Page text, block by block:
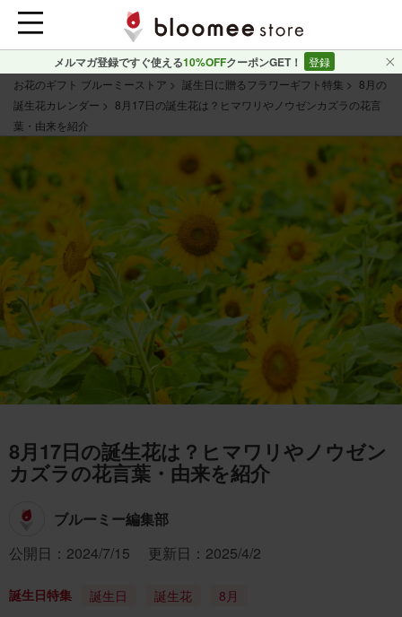
メルマガ登録ですぐ使える10%OFFクーポンGET！
登録
お花のギフト ブルーミーストア
誕生日に贈るフラワーギフト特集
8月の
誕生花カレンダー
8月17日の誕生花は？ヒマワリやノウゼンカズラの花言
葉・由来を紹介
8月17日の誕生花は？ヒマワリやノウゼン
カズラの花言葉・由来を紹介
ブルーミー編集部
公開日：2024/7/15
更新日：2025/4/2
誕生日特集 誕生日 誕生花 8月